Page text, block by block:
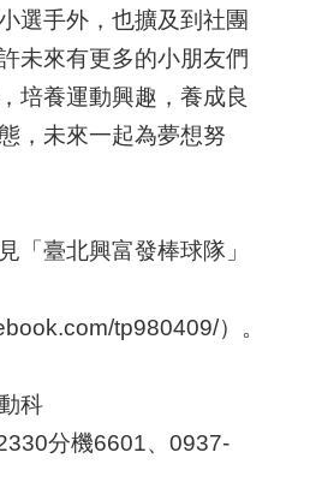
選手外，也擴及到社團
未來有更多的小朋友們
培養運動興趣，養成良
，未來一起為夢想努
「臺北興富發棒球隊」
tp980409/）。
科
分機6601、0937-